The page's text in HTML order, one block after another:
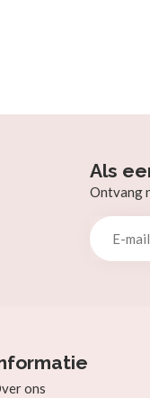
Als
Ontvang
ons